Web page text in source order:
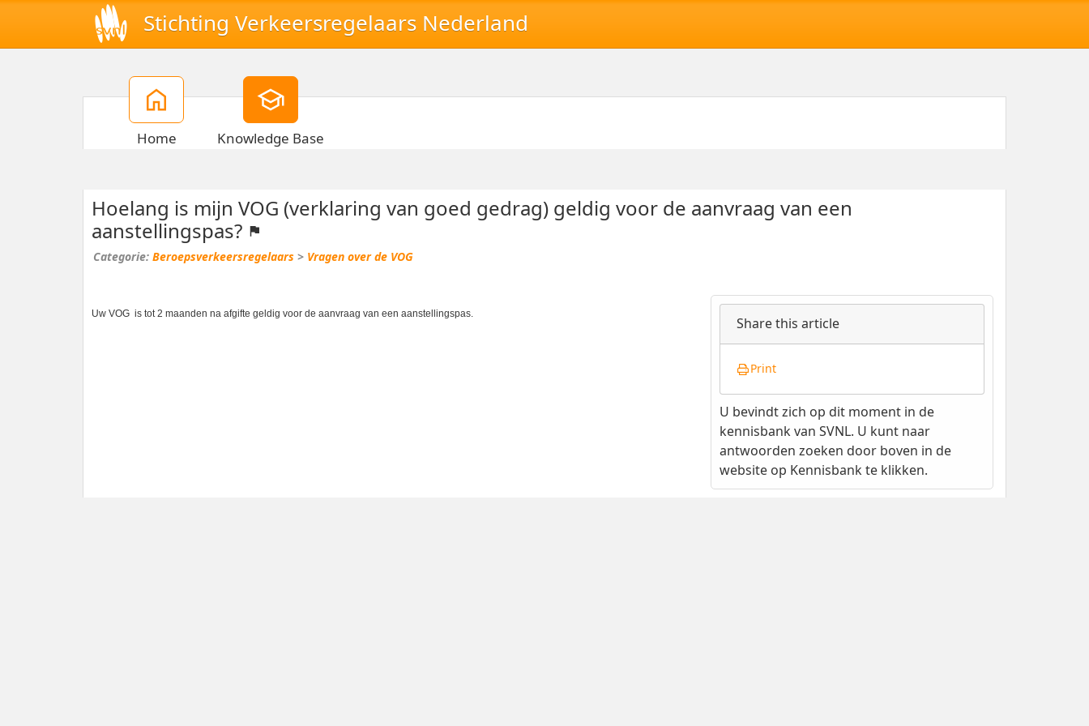
Stichting Verkeersregelaars Nederland
Home Knowledge Base
Hoelang is mijn VOG (verklaring van goed gedrag) geldig voor de aanvraag van een
aanstellingspas?
Beroepsverkeersregelaars > Vragen over de VOG
Uw VOG is tot 2 maanden na afgifte geldig voor de aanvraag van een aanstellingspas.
Share this article
Print